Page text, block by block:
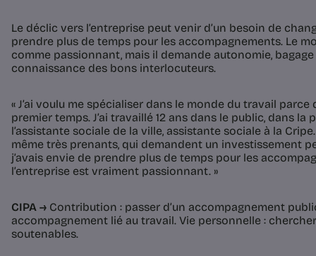
Le déclic vers l’entreprise peut venir d’un besoin de
prendre plus de temps pour les accompagnements. Le
comme passionnant, mais il demande autonomie,
connaissance des bons interlocuteurs.
« J’ai voulu me spécialiser dans le monde du travail
premier temps. J’ai travaillé 12 ans dans le public, dans la
l’assistante sociale de la ville, assistante sociale à la
même très prenants, qui demandent un investissement
j’avais envie de prendre plus de temps pour les
l’entreprise est vraiment passionnant. »
CIPA → Contribution : passer d’un accompagnement
accompagnement lié au travail. Vie personnelle :
soutenables.